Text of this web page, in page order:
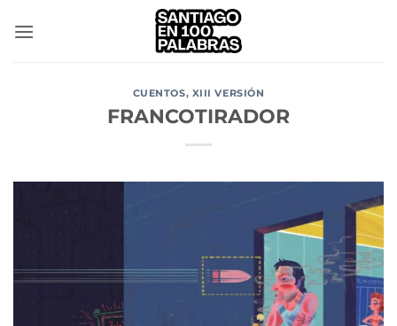
CUENTOS, XIII VERSIÓN
FRANCOTIRADOR